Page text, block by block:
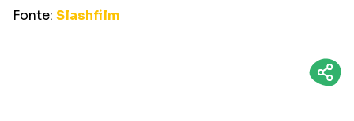
Fonte: Slashfilm